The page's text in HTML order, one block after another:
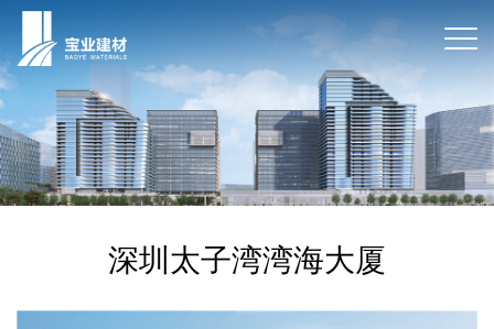
深圳太子湾湾海大厦